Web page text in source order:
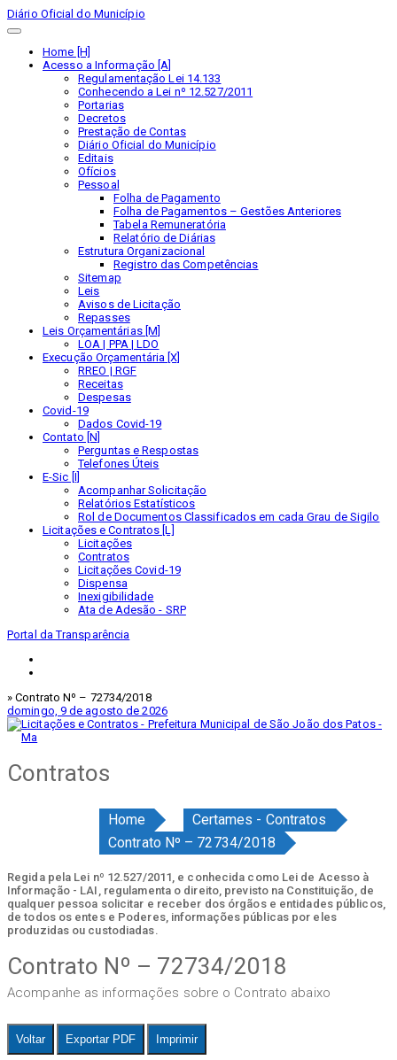
Diário Oficial do Município
Home [H]
Acesso a Informação [A]
Regulamentação Lei 14.133
Conhecendo a Lei nº 12.527/2011
Portarias
Decretos
Prestação de Contas
Diário Oficial do Município
Editais
Ofícios
Pessoal
Folha de Pagamento
Folha de Pagamentos – Gestões Anteriores
Tabela Remuneratória
Relatório de Diárias
Estrutura Organizacional
Registro das Competências
Sitemap
Leis
Avisos de Licitação
Repasses
Leis Orçamentárias [M]
LOA | PPA | LDO
Execução Orçamentária [X]
RREO | RGF
Receitas
Despesas
Covid-19
Dados Covid-19
Contato [N]
Perguntas e Respostas
Telefones Úteis
E-Sic [I]
Acompanhar Solicitação
Relatórios Estatísticos
Rol de Documentos Classificados em cada Grau de Sigilo
Licitações e Contratos [L]
Licitações
Contratos
Licitações Covid-19
Dispensa
Inexigibilidade
Ata de Adesão - SRP
Portal da Transparência
» Contrato Nº – 72734/2018
domingo, 9 de agosto de 2026
Contratos
Home
Certames - Contratos
Contrato Nº – 72734/2018
Regida pela Lei nº 12.527/2011, e conhecida como Lei de Acesso à
Informação - LAI, regulamenta o direito, previsto na Constituição, de
qualquer pessoa solicitar e receber dos órgãos e entidades públicos,
de todos os entes e Poderes, informações públicas por eles
produzidas ou custodiadas.
Contrato Nº – 72734/2018
Acompanhe as informações sobre o Contrato abaixo
Voltar Exportar PDF Imprimir